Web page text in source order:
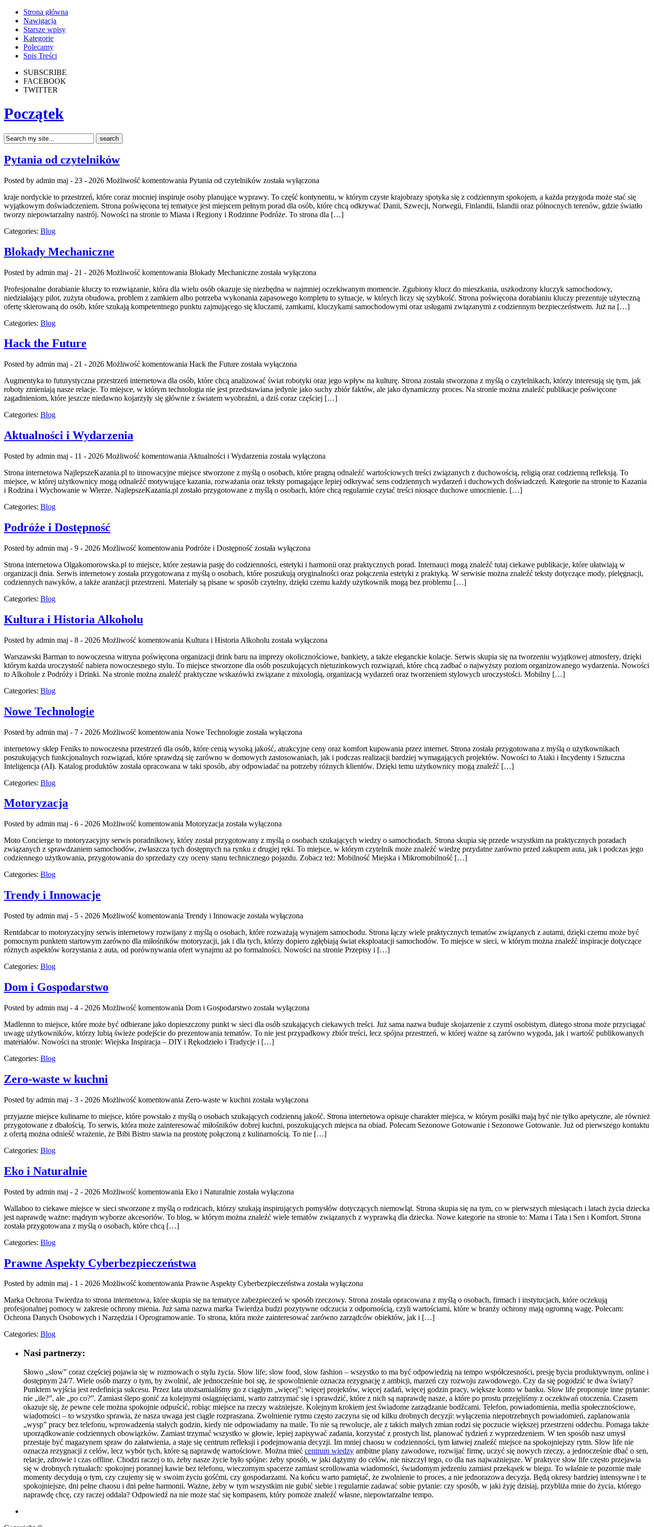
Strona główna
Nawigacja
Starsze wpisy
Kategorie
Polecamy
Spis Treści
SUBSCRIBE
FACEBOOK
TWITTER
Początek
Pytania od czytelników
Posted by admin maj - 23 - 2026 Możliwość komentowania Pytania od czytelników została wyłączona
kraje nordyckie to przestrzeń, które coraz mocniej inspiruje osoby planujące wyprawy. To część kontynentu, w którym czyste krajobrazy spotyka się z codziennym spokojem, a każda przygoda może stać się
wyjątkowym doświadczeniem. Strona poświęcona tej tematyce jest miejscem pełnym porad dla osób, które chcą odkrywać Danii, Szwecji, Norwegii, Finlandii, Islandii oraz północnych terenów, gdzie światło
tworzy niepowtarzalny nastrój. Nowości na stronie to Miasta i Regiony i Rodzinne Podróże. To strona dla […]
Categories: Blog
Blokady Mechaniczne
Posted by admin maj - 21 - 2026 Możliwość komentowania Blokady Mechaniczne została wyłączona
Profesjonalne dorabianie kluczy to rozwiązanie, która dla wielu osób okazuje się niezbędna w najmniej oczekiwanym momencie. Zgubiony klucz do mieszkania, uszkodzony kluczyk samochodowy,
niedziałający pilot, zużyta obudowa, problem z zamkiem albo potrzeba wykonania zapasowego kompletu to sytuacje, w których liczy się szybkość. Strona poświęcona dorabianiu kluczy prezentuje użyteczną
ofertę skierowaną do osób, które szukają kompetentnego punktu zajmującego się kluczami, zamkami, kluczykami samochodowymi oraz usługami związanymi z codziennym bezpieczeństwem. Już na […]
Categories: Blog
Hack the Future
Posted by admin maj - 21 - 2026 Możliwość komentowania Hack the Future została wyłączona
Augmentyka to futurystyczna przestrzeń internetowa dla osób, które chcą analizować świat robotyki oraz jego wpływ na kulturę. Strona została stworzona z myślą o czytelnikach, którzy interesują się tym, jak
roboty zmieniają nasze relacje. To miejsce, w którym technologia nie jest przedstawiana jedynie jako suchy zbiór faktów, ale jako dynamiczny proces. Na stronie można znaleźć publikacje poświęcone
zagadnieniom, które jeszcze niedawno kojarzyły się głównie z światem wyobraźni, a dziś coraz częściej […]
Categories: Blog
Aktualności i Wydarzenia
Posted by admin maj - 11 - 2026 Możliwość komentowania Aktualności i Wydarzenia została wyłączona
Strona internetowa NajlepszeKazania.pl to innowacyjne miejsce stworzone z myślą o osobach, które pragną odnaleźć wartościowych treści związanych z duchowością, religią oraz codzienną refleksją. To
miejsce, w której użytkownicy mogą odnaleźć motywujące kazania, rozważania oraz teksty pomagające lepiej odkrywać sens codziennych wydarzeń i duchowych doświadczeń. Kategorie na stronie to Kazania
i Rodzina i Wychowanie w Wierze. NajlepszeKazania.pl zostało przygotowane z myślą o osobach, które chcą regularnie czytać treści niosące duchowe umocnienie. […]
Categories: Blog
Podróże i Dostępność
Posted by admin maj - 9 - 2026 Możliwość komentowania Podróże i Dostępność została wyłączona
Strona internetowa Olgakomorowska.pl to miejsce, które zestawia pasję do codzienności, estetyki i harmonii oraz praktycznych porad. Internauci mogą znaleźć tutaj ciekawe publikacje, które ułatwiają w
organizacji dnia. Serwis internetowy została przygotowana z myślą o osobach, które poszukują oryginalności oraz połączenia estetyki z praktyką. W serwisie można znaleźć teksty dotyczące mody, pielęgnacji,
codziennych nawyków, a także aranżacji przestrzeni. Materiały są pisane w sposób czytelny, dzięki czemu każdy użytkownik mogą bez problemu […]
Categories: Blog
Kultura i Historia Alkoholu
Posted by admin maj - 8 - 2026 Możliwość komentowania Kultura i Historia Alkoholu została wyłączona
Warszawski Barman to nowoczesna witryna poświęcona organizacji drink baru na imprezy okolicznościowe, bankiety, a także eleganckie kolacje. Serwis skupia się na tworzeniu wyjątkowej atmosfery, dzięki
którym każda uroczystość nabiera nowoczesnego stylu. To miejsce stworzone dla osób poszukujących nietuzinkowych rozwiązań, które chcą zadbać o najwyższy poziom organizowanego wydarzenia. Nowości
to Alkohole z Podróży i Drinki. Na stronie można znaleźć praktyczne wskazówki związane z mixologią, organizacją wydarzeń oraz tworzeniem stylowych uroczystości. Mobilny […]
Categories: Blog
Nowe Technologie
Posted by admin maj - 7 - 2026 Możliwość komentowania Nowe Technologie została wyłączona
internetowy sklep Feniks to nowoczesna przestrzeń dla osób, które cenią wysoką jakość, atrakcyjne ceny oraz komfort kupowania przez internet. Strona została przygotowana z myślą o użytkownikach
poszukujących funkcjonalnych rozwiązań, które sprawdzą się zarówno w domowych zastosowaniach, jak i podczas realizacji bardziej wymagających projektów. Nowości to Ataki i Incydenty i Sztuczna
Inteligencja (AI). Katalog produktów została opracowana w taki sposób, aby odpowiadać na potrzeby różnych klientów. Dzięki temu użytkownicy mogą znaleźć […]
Categories: Blog
Motoryzacja
Posted by admin maj - 6 - 2026 Możliwość komentowania Motoryzacja została wyłączona
Moto Concierge to motoryzacyjny serwis poradnikowy, który został przygotowany z myślą o osobach szukających wiedzy o samochodach. Strona skupia się przede wszystkim na praktycznych poradach
związanych z sprawdzaniem samochodów, zwłaszcza tych dostępnych na rynku z drugiej ręki. To miejsce, w którym czytelnik może znaleźć wiedzę przydatne zarówno przed zakupem auta, jak i podczas jego
codziennego użytkowania, przygotowania do sprzedaży czy oceny stanu technicznego pojazdu. Zobacz też: Mobilność Miejska i Mikromobilność […]
Categories: Blog
Trendy i Innowacje
Posted by admin maj - 5 - 2026 Możliwość komentowania Trendy i Innowacje została wyłączona
Rentdabcar to motoryzacyjny serwis internetowy rozwijany z myślą o osobach, które rozważają wynajem samochodu. Strona łączy wiele praktycznych tematów związanych z autami, dzięki czemu może być
pomocnym punktem startowym zarówno dla miłośników motoryzacji, jak i dla tych, którzy dopiero zgłębiają świat eksploatacji samochodów. To miejsce w sieci, w którym można znaleźć inspiracje dotyczące
różnych aspektów korzystania z auta, od porównywania ofert wynajmu aż po formalności. Nowości na stronie Przepisy i […]
Categories: Blog
Dom i Gospodarstwo
Posted by admin maj - 4 - 2026 Możliwość komentowania Dom i Gospodarstwo została wyłączona
Madlennn to miejsce, które może być odbierane jako dopieszczony punkt w sieci dla osób szukających ciekawych treści. Już sama nazwa buduje skojarzenie z czymś osobistym, dlatego strona może przyciągać
uwagę użytkowników, którzy lubią świeże podejście do prezentowania tematów. To nie jest przypadkowy zbiór treści, lecz spójna przestrzeń, w której ważne są zarówno wygoda, jak i wartość publikowanych
materiałów. Nowości na stronie: Wiejska Inspiracja – DIY i Rękodzieło i Tradycje i […]
Categories: Blog
Zero-waste w kuchni
Posted by admin maj - 3 - 2026 Możliwość komentowania Zero-waste w kuchni została wyłączona
przyjazne miejsce kulinarne to miejsce, które powstało z myślą o osobach szukających codzienną jakość. Strona internetowa opisuje charakter miejsca, w którym posiłki mają być nie tylko apetyczne, ale również
przygotowane z dbałością. To serwis, która może zainteresować miłośników dobrej kuchni, poszukujących miejsca na obiad. Polecam Sezonowe Gotowanie i Sezonowe Gotowanie. Już od pierwszego kontaktu
z ofertą można odnieść wrażenie, że Bibi Bistro stawia na prostotę połączoną z kulinarnością. To nie […]
Categories: Blog
Eko i Naturalnie
Posted by admin maj - 2 - 2026 Możliwość komentowania Eko i Naturalnie została wyłączona
Wallaboo to ciekawe miejsce w sieci stworzone z myślą o rodzicach, którzy szukają inspirujących pomysłów dotyczących niemowląt. Strona skupia się na tym, co w pierwszych miesiącach i latach życia dziecka
jest naprawdę ważne: mądrym wyborze akcesoriów. To blog, w którym można znaleźć wiele tematów związanych z wyprawką dla dziecka. Nowe kategorie na stronie to: Mama i Tata i Sen i Komfort. Strona
została przygotowana z myślą o osobach, które chcą […]
Categories: Blog
Prawne Aspekty Cyberbezpieczeństwa
Posted by admin maj - 1 - 2026 Możliwość komentowania Prawne Aspekty Cyberbezpieczeństwa została wyłączona
Marka Ochrona Twierdza to strona internetowa, które skupia się na tematyce zabezpieczeń w sposób rzeczowy. Strona została opracowana z myślą o osobach, firmach i instytucjach, które oczekują
profesjonalnej pomocy w zakresie ochrony mienia. Już sama nazwa marka Twierdza budzi pozytywne odczucia z odpornością, czyli wartościami, które w branży ochrony mają ogromną wagę. Polecam:
Ochrona Danych Osobowych i Narzędzia i Oprogramowanie. To strona, która może zainteresować zarówno zarządców obiektów, jak i […]
Categories: Blog
Nasi partnerzy:
Słowo „slow” coraz częściej pojawia się w rozmowach o stylu życia. Slow life, slow food, slow fashion – wszystko to ma być odpowiedzią na tempo współczesności, presję bycia produktywnym, online i
dostępnym 24/7. Wiele osób marzy o tym, by zwolnić, ale jednocześnie boi się, że spowolnienie oznacza rezygnację z ambicji, marzeń czy rozwoju zawodowego. Czy da się pogodzić te dwa światy?
Punktem wyjścia jest redefinicja sukcesu. Przez lata utożsamialiśmy go z ciągłym „więcej”: więcej projektów, więcej zadań, więcej godzin pracy, większe konto w banku. Slow life proponuje inne pytanie:
nie „ile?”, ale „po co?”. Zamiast ślepo gonić za kolejnymi osiągnięciami, warto zatrzymać się i sprawdzić, które z nich są naprawdę nasze, a które po prostu przejęliśmy z oczekiwań otoczenia. Czasem
okazuje się, że pewne cele można spokojnie odpuścić, robiąc miejsce na rzeczy ważniejsze. Kolejnym krokiem jest świadome zarządzanie bodźcami. Telefon, powiadomienia, media społecznościowe,
wiadomości – to wszystko sprawia, że nasza uwaga jest ciągle rozpraszana. Zwolnienie rytmu często zaczyna się od kilku drobnych decyzji: wyłączenia niepotrzebnych powiadomień, zaplanowania
„wysp” pracy bez telefonu, wprowadzenia stałych godzin, kiedy nie odpowiadamy na maile. To nie są rewolucje, ale z takich małych zmian rodzi się poczucie większej przestrzeni oddechu. Pomaga także
uporządkowanie codziennych obowiązków. Zamiast trzymać wszystko w głowie, lepiej zapisywać zadania, korzystać z prostych list, planować tydzień z wyprzedzeniem. W ten sposób nasz umysł
przestaje być magazynem spraw do załatwienia, a staje się centrum refleksji i podejmowania decyzji. Im mniej chaosu w codzienności, tym łatwiej znaleźć miejsce na spokojniejszy rytm. Slow life nie
oznacza rezygnacji z celów, lecz wybór tych, które są naprawdę wartościowe. Można mieć centrum wiedzy ambitne plany zawodowe, rozwijać firmę, uczyć się nowych rzeczy, a jednocześnie dbać o sen,
relacje, zdrowie i czas offline. Chodzi raczej o to, żeby nasze życie było spójne: żeby sposób, w jaki dążymy do celów, nie niszczył tego, co dla nas najważniejsze. W praktyce slow life często przejawia
się w drobnych rytuałach: spokojnej porannej kawie bez telefonu, wieczornym spacerze zamiast scrollowania wiadomości, świadomym jedzeniu zamiast przekąsek w biegu. To właśnie te pozornie małe
momenty decydują o tym, czy czujemy się w swoim życiu gośćmi, czy gospodarzami. Na końcu warto pamiętać, że zwolnienie to proces, a nie jednorazowa decyzja. Będą okresy bardziej intensywne i te
spokojniejsze, dni pełne chaosu i dni pełne harmonii. Ważne, żeby w tym wszystkim nie gubić siebie i regularnie zadawać sobie pytanie: czy sposób, w jaki żyję dzisiaj, przybliża mnie do życia, którego
naprawdę chcę, czy raczej oddala? Odpowiedź na nie może stać się kompasem, który pomoże znaleźć własne, niepowtarzalne tempo.